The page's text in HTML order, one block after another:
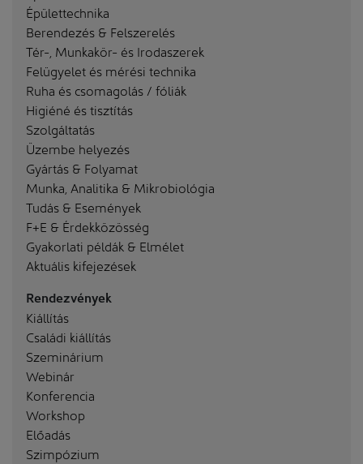
Épülettechnika
Berendezés & Felszerelés
Tér-, Munkakör- és Irodaszerek
Felügyelet és mérési technika
Ruha és csomagolás / fóliák
Higiéné és tisztítás
Szolgáltatás
Üzembe helyezés
Gyártás & Folyamat
Munka, Analitika & Mikrobiológia
Tudás & Események
F+E & Érdekközösség
Gyakorlati példák & Elmélet
Aktuális kifejezések
Rendezvények
Kiállítás
Családi kiállítás
Szeminárium
Webinár
Konferencia
Workshop
Előadás
Szimpózium